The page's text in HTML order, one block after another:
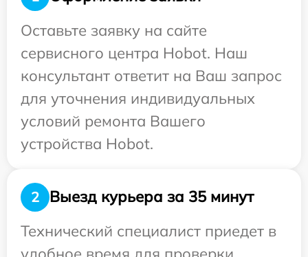
Оставьте заявку на сайте
сервисного центра Hobot. Наш
консультант ответит на Ваш запрос
для уточнения индивидуальных
условий ремонта Вашего
устройства Hobot.
2
Выезд курьера за 35 минут
Технический специалист приедет в